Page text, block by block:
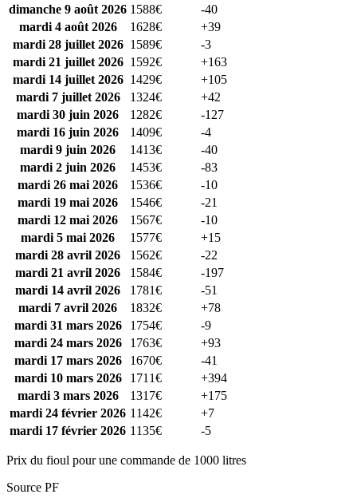
dimanche 9 août 2026 1588€
-40
mardi 4 août 2026
1628€
+39
mardi 28 juillet 2026 1589€
-3
mardi 21 juillet 2026 1592€
+163
mardi 14 juillet 2026 1429€
+105
mardi 7 juillet 2026
1324€
+42
mardi 30 juin 2026
1282€
-127
mardi 16 juin 2026
1409€
-4
mardi 9 juin 2026
1413€
-40
mardi 2 juin 2026
1453€
-83
mardi 26 mai 2026
1536€
-10
mardi 19 mai 2026
1546€
-21
mardi 12 mai 2026
1567€
-10
mardi 5 mai 2026
1577€
+15
mardi 28 avril 2026
1562€
-22
mardi 21 avril 2026
1584€
-197
mardi 14 avril 2026
1781€
-51
mardi 7 avril 2026
1832€
+78
mardi 31 mars 2026
1754€
-9
mardi 24 mars 2026
1763€
+93
mardi 17 mars 2026
1670€
-41
mardi 10 mars 2026
1711€
+394
mardi 3 mars 2026
1317€
+175
mardi 24 février 2026 1142€
+7
mardi 17 février 2026 1135€ -5
Prix du fioul pour une commande de 1000 litres
Source PF